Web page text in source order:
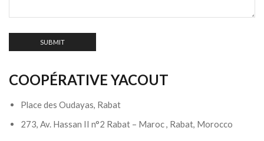
COOPÉRATIVE YACOUT
Place des Oudayas, Rabat
273, Av. Hassan II n°2 Rabat – Maroc , Rabat, Morocco